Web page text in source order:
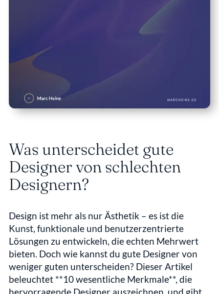
Was unterscheidet gute
Designer von schlechten
Designern?
Design ist mehr als nur Ästhetik – es ist die
Kunst, funktionale und benutzerzentrierte
Lösungen zu entwickeln, die echten Mehrwert
bieten. Doch wie kannst du gute Designer von
weniger guten unterscheiden? Dieser Artikel
beleuchtet **10 wesentliche Merkmale**, die